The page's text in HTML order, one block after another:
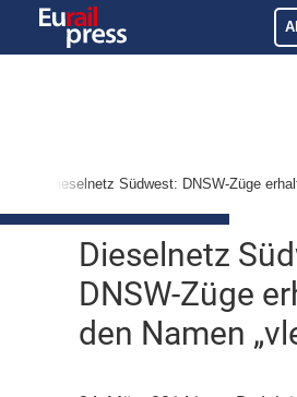
Dieselnetz Südwest: DNSW-Züge
Dieselnetz
DNSW-Züge
den Namen